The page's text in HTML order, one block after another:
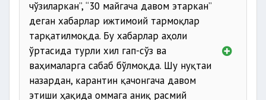
чўзиларкан”, “30 майгача давом этаркан”
деган хабарлар ижтимоий тармоқлар
тарқатилмоқда. Бу хабарлар аҳоли
ўртасида турли хил гап-сўз ва
ваҳималарга сабаб бўлмоқда. Шу нуқтаи
назардан, карантин қачонгача давом
этиши ҳақида оммага аниқ расмий